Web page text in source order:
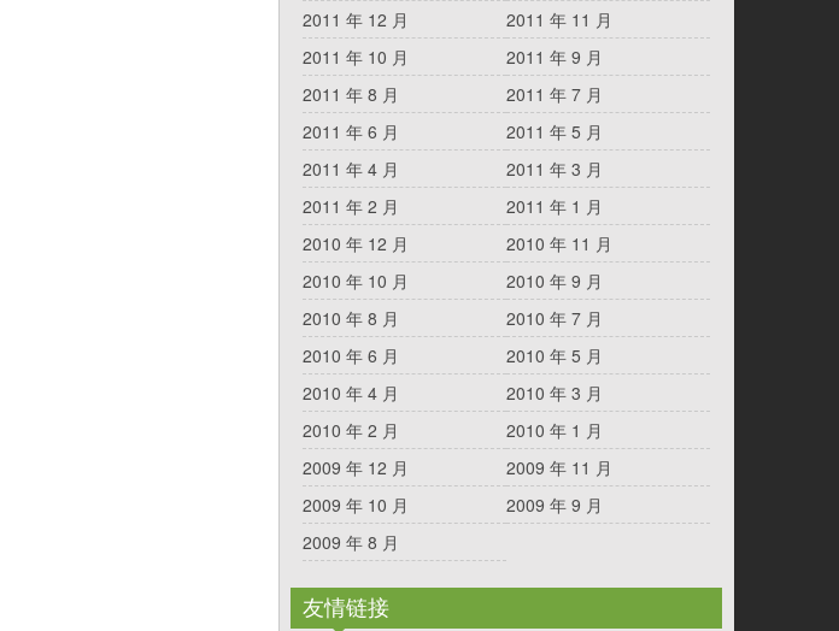
2011 年 12 月
2011 年 11 月
2011 年 10 月
2011 年 9 月
2011 年 8 月
2011 年 7 月
2011 年 6 月
2011 年 5 月
2011 年 4 月
2011 年 3 月
2011 年 2 月
2011 年 1 月
2010 年 12 月
2010 年 11 月
2010 年 10 月
2010 年 9 月
2010 年 8 月
2010 年 7 月
2010 年 6 月
2010 年 5 月
2010 年 4 月
2010 年 3 月
2010 年 2 月
2010 年 1 月
2009 年 12 月
2009 年 11 月
2009 年 10 月
2009 年 9 月
2009 年 8 月
友情链接